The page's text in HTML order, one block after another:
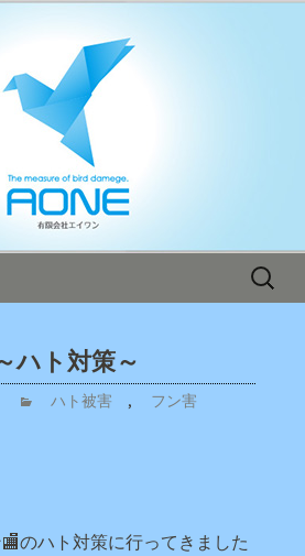
フィシャルブログ
検
ハト対策～
ハト被害 ,
フン害
のハト対策に行ってきました